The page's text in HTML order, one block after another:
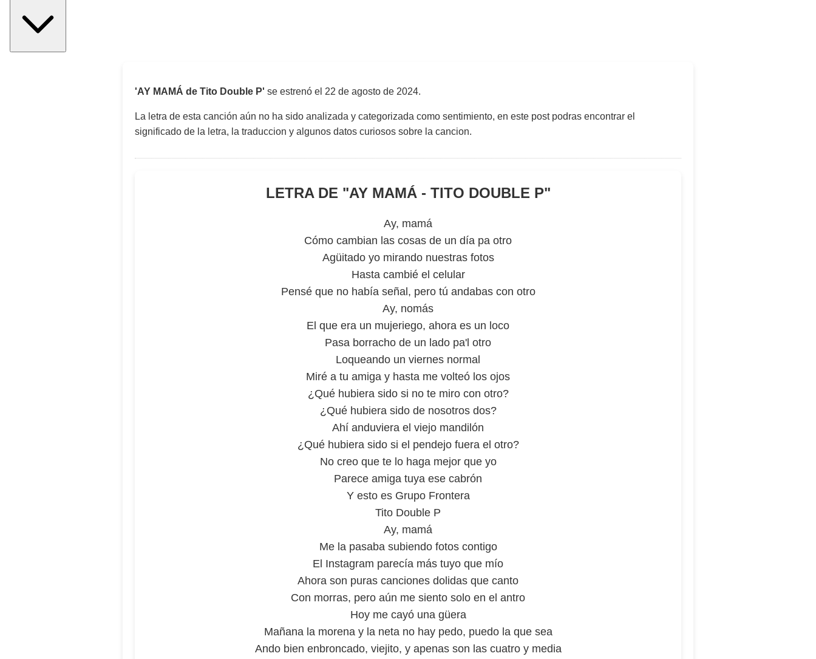
'AY MAMÁ de Tito Double P' se estrenó el 22 de agosto de 2024.
La letra de esta canción aún no ha sido analizada y categorizada como sentimiento, en este post podras encontrar el
significado de la letra, la traduccion y algunos datos curiosos sobre la cancion.
LETRA DE "AY MAMÁ - TITO DOUBLE P"
Ay, mamá
Cómo cambian las cosas de un día pa otro
Agüitado yo mirando nuestras fotos
Hasta cambié el celular
Pensé que no había señal, pero tú andabas con otro
Ay, nomás
El que era un mujeriego, ahora es un loco
Pasa borracho de un lado pa'l otro
Loqueando un viernes normal
Miré a tu amiga y hasta me volteó los ojos
¿Qué hubiera sido si no te miro con otro?
¿Qué hubiera sido de nosotros dos?
Ahí anduviera el viejo mandilón
¿Qué hubiera sido si el pendejo fuera el otro?
No creo que te lo haga mejor que yo
Parece amiga tuya ese cabrón
Y esto es Grupo Frontеra
Tito Double P
Ay, mamá
Me la pasaba subiendo fotos contigo
El Instagram parеcía más tuyo que mío
Ahora son puras canciones dolidas que canto
Con morras, pero aún me siento solo en el antro
Hoy me cayó una güera
Mañana la morena y la neta no hay pedo, puedo la que sea
Ando bien enbroncado, viejito, y apenas son las cuatro y media